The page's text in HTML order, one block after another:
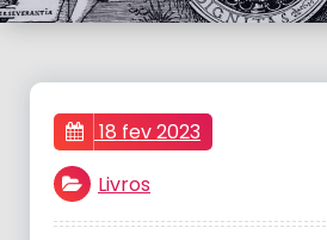
18 fev 2023
Livros